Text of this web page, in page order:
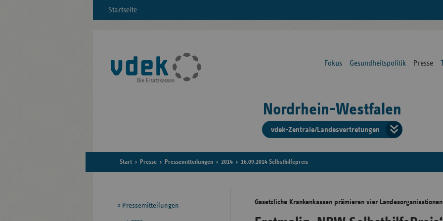
Startseite
Fokus Gesundheitspolitik Presse
Nordrhein-Westfalen
vdek-Zentrale/Landesvertretungen
der
Start Presse Pressemitteilungen 2014 16.09.2014 Selbsthilfepreis
Gesetzliche Krankenkassen prämieren vier Landesorganisationen
Seitennavigation
Pressemitteilungen